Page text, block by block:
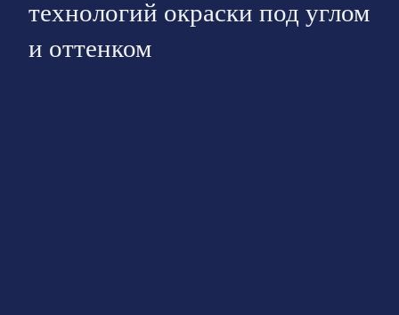
технологий окраски под углом
и оттенком